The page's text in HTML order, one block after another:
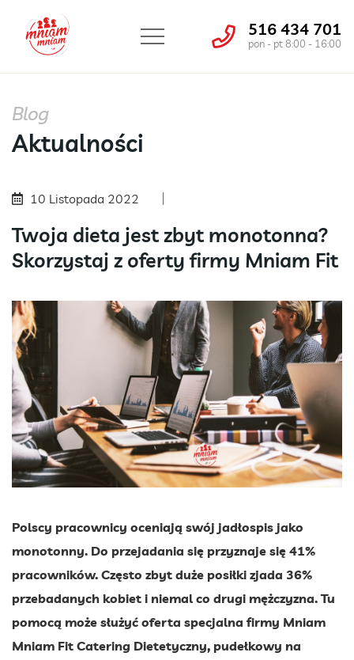
516 434 701
pon - pt 8:00 - 16:00
Blog
Aktualności
10 Listopada 2022
Twoja dieta jest zbyt monotonna?
Skorzystaj z oferty firmy Mniam Fit
Polscy pracownicy oceniają swój jadłospis jako
monotonny. Do przejadania się przyznaje się 41%
pracowników. Często zbyt duże posiłki zjada 36%
przebadanych kobiet i niemal co drugi mężczyzna. Tu
pomocą może służyć oferta specjalna firmy Mniam
Mniam Fit Catering Dietetyczny, pudełkowy na